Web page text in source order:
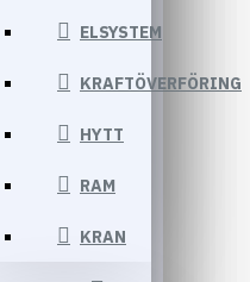
ELSYSTEM
KRAFTÖVERFÖRING
HYTT
RAM
KRAN